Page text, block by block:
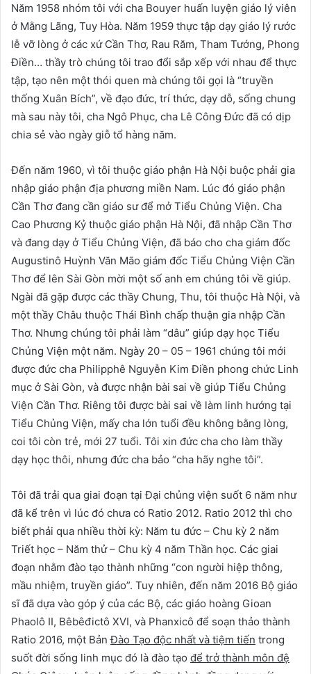
Năm 1958 nhóm tôi với cha Bouyer huấn luyện giáo lý viên
ở Mằng Lãng, Tuy Hòa. Năm 1959 thực tập dạy giáo lý rước
lễ vỡ lòng ở các xứ Cần Thơ, Rau Răm, Tham Tướng, Phong
Điền… thầy trò chúng tôi trao đổi sắp xếp với nhau để thực
tập, tạo nên một thói quen mà chúng tôi gọi là “truyền
thống Xuân Bích”, về đạo đức, trí thức, dạy dỗ, sống chung
mà sau này tôi, cha Ngô Phục, cha Lê Công Đức đã có dịp
chia sẻ vào ngày giỗ tổ hàng năm.
Đến năm 1960, vì tôi thuộc giáo phận Hà Nội buộc phải gia
nhập giáo phận địa phương miền Nam. Lúc đó giáo phận
Cần Thơ đang cần giáo sư để mở Tiểu Chủng Viện. Cha
Cao Phương Kỷ thuộc giáo phận Hà Nội, đã nhập Cần Thơ
và đang dạy ở Tiểu Chủng Viện, đã báo cho cha giám đốc
Augustinô Huỳnh Văn Mão giám đốc Tiểu Chủng Viện Cần
Thơ để lên Sài Gòn mời một số anh em chúng tôi về giúp.
Ngài đã gặp được các thầy Chung, Thu, tôi thuộc Hà Nội, và
một thầy Châu thuộc Thái Bình chấp thuận gia nhập Cần
Thơ. Nhưng chúng tôi phải làm “dâu” giúp dạy học Tiểu
Chủng Viện một năm. Ngày 20 – 05 – 1961 chúng tôi mới
được đức cha Philipphê Nguyễn Kim Điền phong chức Linh
mục ở Sài Gòn, và được nhận bài sai về giúp Tiểu Chủng
Viện Cần Thơ. Riêng tôi được bài sai về làm linh hướng tại
Tiểu Chủng Viện, mấy cha lớn tuổi đều không bằng lòng,
coi tôi còn trẻ, mới 27 tuổi. Tôi xin đức cha cho làm thầy
dạy học thôi, nhưng đức cha bảo “cha hãy nghe tôi”.
Tôi đã trải qua giai đoạn tại Đại chủng viện suốt 6 năm như
đã kể trên vì lúc đó chưa có Ratio 2012. Ratio 2012 thì cho
biết phải qua nhiều thời kỳ: Năm tu đức – Chu kỳ 2 năm
Triết học – Năm thử – Chu kỳ 4 năm Thần học. Các giai
đoạn nhằm đào tạo thành những “con người hiệp thông,
mầu nhiệm, truyền giáo”. Tuy nhiên, đến năm 2016 Bộ giáo
sĩ đã dựa vào góp ý của các Bộ, các giáo hoàng Gioan
Phaolô II, Bêbêđictô XVI, và Phanxicô để soạn thảo thành
Ratio 2016, một BảnĐào Tạo độc nhất và tiệm tiến trong
suốt đời sống linh mục đó là đào tạo để trở thành môn đệ